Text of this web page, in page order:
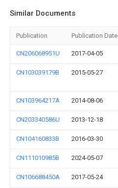
Similar Documents
Publication Publication Date
CN206068951U 2017-04-05
CN103039179B 2015-05-27
CN103964217A 2014-08-06
CN203340586U 2013-12-18
CN104160833B 2016-03-30
CN111010985B 2024-05-07
CN106688450A 2017-05-24